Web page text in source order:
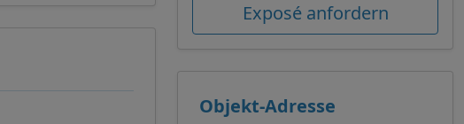
Exposé anfordern
Objekt-Adresse